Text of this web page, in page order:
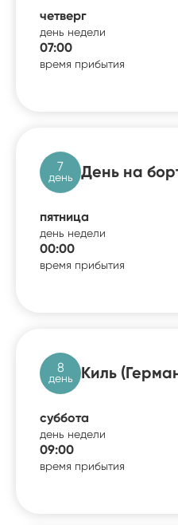
четверг
день недели
07:00
время прибытия
7
день День на
пятница
день недели
00:00
время прибытия
8
день Киль
суббота
день недели
09:00
время прибытия